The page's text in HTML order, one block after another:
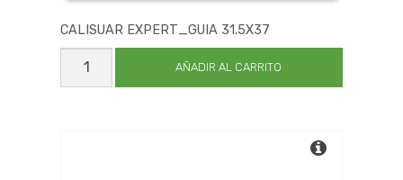
CALISUAR EXPERT_GUIA 31.5X37
CALISUAR
EXPERT_GUIA
AÑADIR AL CARRITO